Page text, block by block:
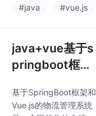
区安全。收费管理：自
与历史记录查
在实现文物信息的数字
eaf模板引擎或Vue.js构
建交互界面，后端通过
RESTful API提供数据支
或Oracle存储文物档
案、分类、流转记录等
#java #vue.js
java+vue基于s
pringboot框架
基于SpringBoot框架和
Vue.js的物流管理系统